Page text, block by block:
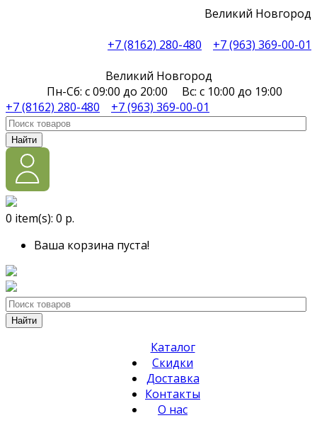
Великий Новгород
+7 (8162) 280-480
+7 (963) 369-00-01
Великий Новгород
Пн-Сб: с 09:00 до 20:00 Вс: с 10:00 до 19:00
+7 (8162) 280-480
+7 (963) 369-00-01
Найти
0 item(s): 0 р.
Ваша корзина пуста!
Найти
Каталог
Скидки
Доставка
Контакты
О нас